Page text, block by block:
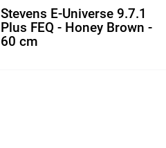
Stevens E-Universe 9.7.1
Plus FEQ - Honey Brown -
60 cm